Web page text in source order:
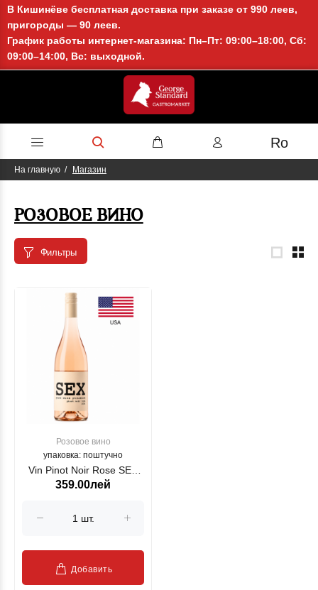
В Кишинёве бесплатная доставка при заказе от 990 леев,
пригороды — 90 леев.
График работы интернет-магазина: Пн–Пт: 09:00–18:00, Сб:
09:00–14:00, Вс: выходной.
Ro
На главную Магазин
РОЗОВОЕ ВИНО
Фильтры
Розовое вино
упаковка: поштучно
Vin Pinot Noir Rose SEX
2024, USA 750 ml
359.00лей
Добавить